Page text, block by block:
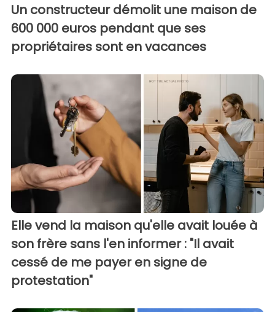
Un constructeur démolit une maison de
600 000 euros pendant que ses
propriétaires sont en vacances
Elle vend la maison qu'elle avait louée à
son frère sans l'en informer : "Il avait
cessé de me payer en signe de
protestation"